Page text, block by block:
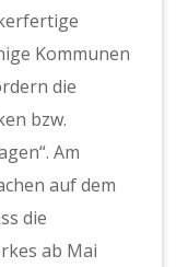
Kommunen
die
bzw.
Am
auf dem
die
ab Mai